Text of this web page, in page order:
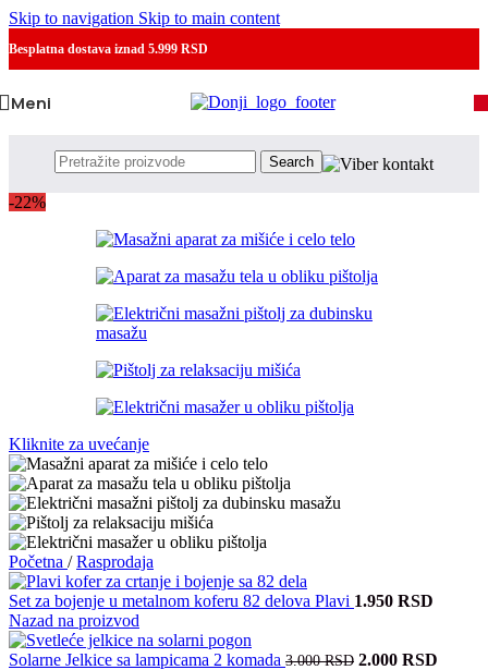
Skip to navigation Skip to main content
Besplatna dostava iznad 5.999 RSD
Meni
Search
-22%
Kliknite za uvećanje
Početna / Rasprodaja
Set za bojenje u metalnom koferu 82 delova Plavi 1.950 RSD
Nazad na proizvod
Solarne Jelkice sa lampicama 2 komada 3.000RSD Originalna
2.000 RSD